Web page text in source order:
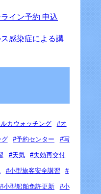
イン予約 申込
感染症による講
カウォッチング オ
グ 予約センター 写
天気 失効再交付
小型旅客安全講習
小型船舶免許更新 小